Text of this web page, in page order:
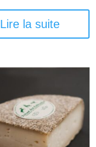
Lire la suite